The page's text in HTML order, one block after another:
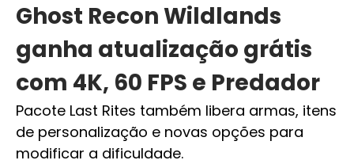
Ghost Recon Wildlands
ganha atualização grátis
com 4K, 60 FPS e Predador
Pacote Last Rites também libera armas, itens
de personalização e novas opções para
modificar a dificuldade.